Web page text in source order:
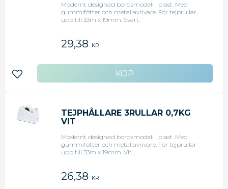
Modernt designad bordsmodell i plast. Med
gummifötter och metallavrivare. För tejprullar
upp till 33m x 19mm. Svart.
29,38 KR
Lägg till i favoriter
TEJPHÅLLARE 3RULLAR 0,7KG
VIT
Modernt designad bordsmodell i plast. Med
gummifötter och metallavrivare. För tejprullar
upp till 33m x 19mm. Vit.
26,38 KR